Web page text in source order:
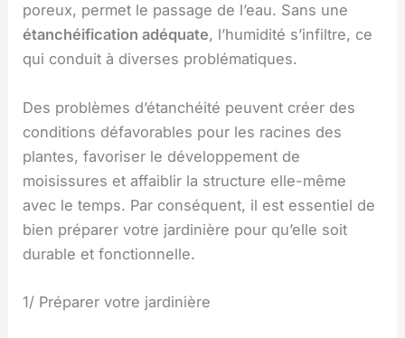
poreux, permet le passage de l’eau. Sans une
étanchéification adéquate, l’humidité s’infiltre, ce
qui conduit à diverses problématiques.
Des problèmes d’étanchéité peuvent créer des
conditions défavorables pour les racines des
plantes, favoriser le développement de
moisissures et affaiblir la structure elle-même
avec le temps. Par conséquent, il est essentiel de
bien préparer votre jardinière pour qu’elle soit
durable et fonctionnelle.
1/ Préparer votre jardinière